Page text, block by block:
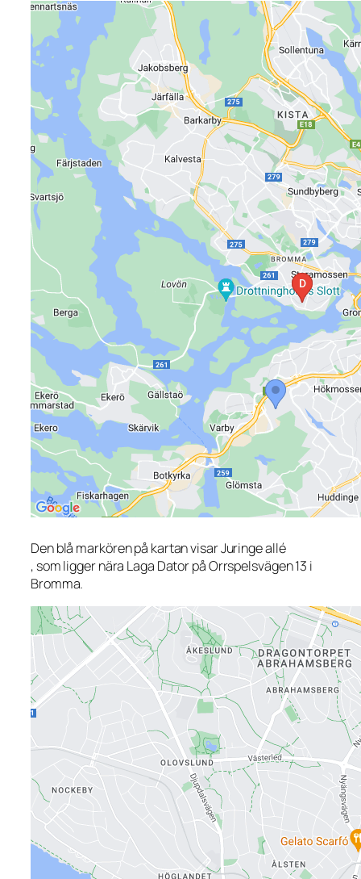
Den blå markören på kartan visar Juringe allé
, som ligger nära Laga Dator på Orrspelsvägen 13 i
Bromma.